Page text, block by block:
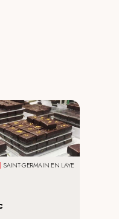
SAINT-GERMAIN EN LAYE